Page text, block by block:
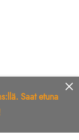
Saat etuna